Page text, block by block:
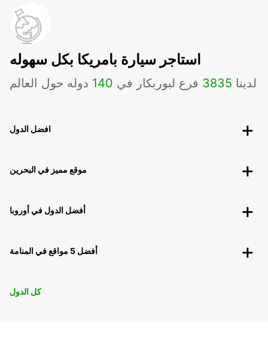
استاجر سيارة بامريكا بكل سهوله
لدينا 3835 فرع لبوربكار في 140 دوله حول العالم
افضل الدول
موقع مميز في البحرين
أفضل الدول في أوروبا
أفضل 5 مواقع في المنامة
كل الدول